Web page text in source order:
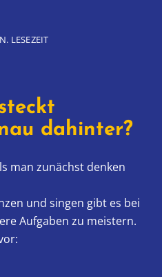
LESEZEIT
dahinter?
man zunächst denken
und singen gibt es bei
Aufgaben zu meistern.